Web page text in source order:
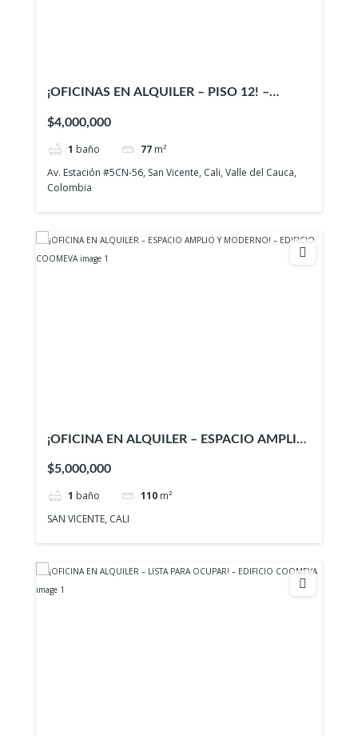
¡OFICINAS EN ALQUILER – PISO 12! –
$4,000,000
1 baño 77 m²
Av. Estación #5CN-56, San Vicente, Cali, Valle del Cauca,
Colombia
¡OFICINA EN ALQUILER – ESPACIO AMPLIO
$5,000,000
1 baño 110 m²
SAN VICENTE, CALI